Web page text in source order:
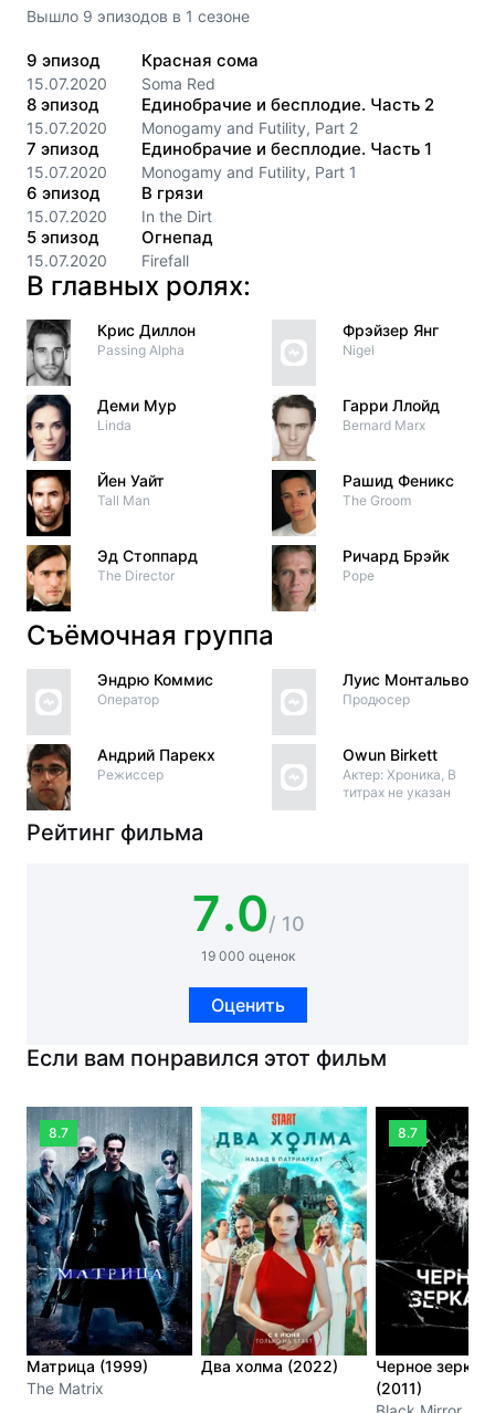
Вышло 9 эпизодов в 1 сезоне
9 эпизод
15.07.2020
Красная сома
Soma Red
8 эпизод
15.07.2020
Единобрачие и бесплодие. Часть 2
Monogamy and Futility, Part 2
7 эпизод
15.07.2020
Единобрачие и бесплодие. Часть 1
Monogamy and Futility, Part 1
6 эпизод
15.07.2020
В грязи
In the Dirt
5 эпизод
15.07.2020
Огнепад
Firefall
В главных ролях:
Крис Диллон
Passing Alpha
Деми Мур
Linda
Йен Уайт
Tall Man
Эд Стоппард
The Director
Фрэйзер Янг
Nigel
Гарри Ллойд
Bernard Marx
Рашид Феникс
The Groom
Ричард Брэйк
Pope
Съёмочная группа
Эндрю Коммис
Оператор
Андрий Парекх
Режиссер
Луис Монтальво
Продюсер
Owun Birkett
Актер: Хроника, В
титрах не указан
Рейтинг фильма
7.0/ 10
19 000 оценок
Оценить
Если вам понравился этот фильм
8.7
Матрица (1999)
The Matrix
Два холма (2022)
8.7
Черное
(2011)